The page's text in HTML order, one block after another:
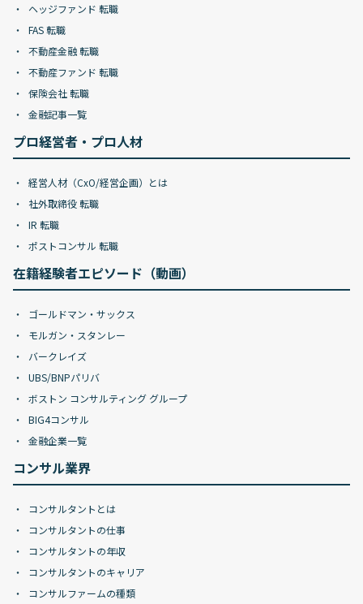
ヘッジファンド 転職
FAS 転職
不動産金融 転職
不動産ファンド 転職
保険会社 転職
金融記事一覧
プロ経営者・プロ人材
経営人材（CxO/経営企画）とは
社外取締役 転職
IR 転職
ポストコンサル 転職
在籍経験者エピソード（動画）
ゴールドマン・サックス
モルガン・スタンレー
バークレイズ
UBS/BNPパリバ
ボストン コンサルティング グループ
BIG4コンサル
金融企業一覧
コンサル業界
コンサルタントとは
コンサルタントの仕事
コンサルタントの年収
コンサルタントのキャリア
コンサルファームの種類